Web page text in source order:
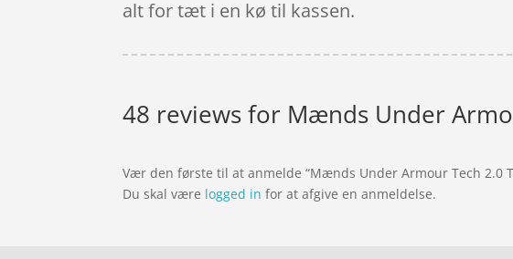
alt for tæt i en kø til kassen.
48 reviews for Mænds Under
Vær den første til at anmelde “Mænds Under Armour Tech 2.0
Du skal være logged in for at afgive en anmeldelse.